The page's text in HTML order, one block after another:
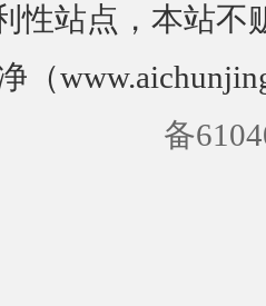
性站点，本站不
（
备